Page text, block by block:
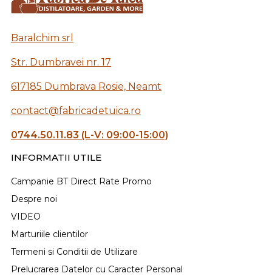
Baralchim srl
Str. Dumbravei nr. 17
617185 Dumbrava Rosie, Neamt
contact@fabricadetuica.ro
0744.50.11.83 (L-V: 09:00-15:00)
INFORMATII UTILE
Campanie BT Direct Rate Promo
Despre noi
VIDEO
Marturiile clientilor
Termeni si Conditii de Utilizare
Prelucrarea Datelor cu Caracter Personal